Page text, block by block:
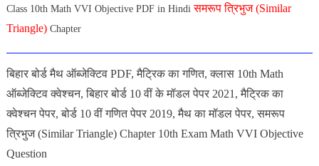
Class 10th Math VVI Objective PDF in Hindiसमरूप त्रिभुज (Similar
Triangle) Chapter
बिहार बोर्ड मैथ ऑब्जेक्टिव PDF, मैट्रिक का गणित, क्लास 10th Math
ऑब्जेक्टिव क्वेश्चन, बिहार बोर्ड 10 वीं के मॉडल पेपर 2021, मैट्रिक का
क्वेश्चन पेपर, बोर्ड 10 वीं गणित पेपर 2019, मैथ का मॉडल पेपर, समरूप
त्रिभुज (Similar Triangle) Chapter 10th Exam Math VVI Objective
Question